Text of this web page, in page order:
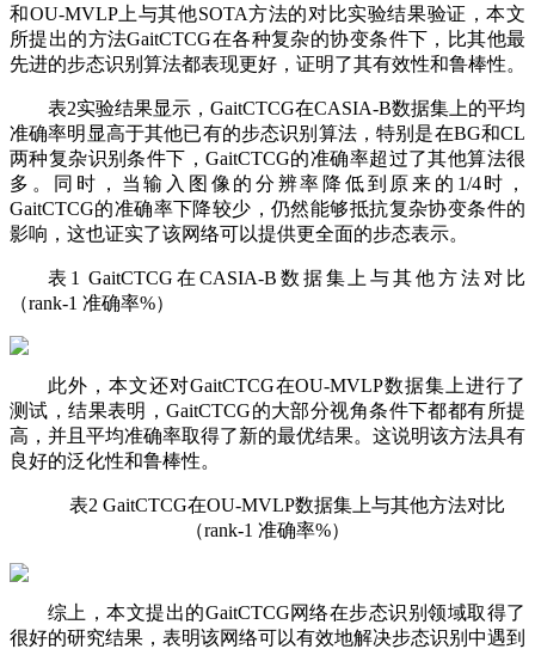
和OU-MVLP上与其他SOTA方法的对比实验结果验证，本文
所提出的方法GaitCTCG在各种复杂的协变条件下，比其他最
先进的步态识别算法都表现更好，证明了其有效性和鲁棒性。
表2实验结果显示，GaitCTCG在CASIA-B数据集上的平均
准确率明显高于其他已有的步态识别算法，特别是在BG和CL
两种复杂识别条件下，GaitCTCG的准确率超过了其他算法很
多。同时，当输入图像的分辨率降低到原来的1/4时，
GaitCTCG的准确率下降较少，仍然能够抵抗复杂协变条件的
影响，这也证实了该网络可以提供更全面的步态表示。
表1 GaitCTCG在CASIA-B数据集上与其他方法对比
（rank-1 准确率%）
此外，本文还对GaitCTCG在OU-MVLP数据集上进行了
测试，结果表明，GaitCTCG的大部分视角条件下都都有所提
高，并且平均准确率取得了新的最优结果。这说明该方法具有
良好的泛化性和鲁棒性。
表2 GaitCTCG在OU-MVLP数据集上与其他方法对比
（rank-1 准确率%）
综上，本文提出的GaitCTCG网络在步态识别领域取得了
很好的研究结果，表明该网络可以有效地解决步态识别中遇到